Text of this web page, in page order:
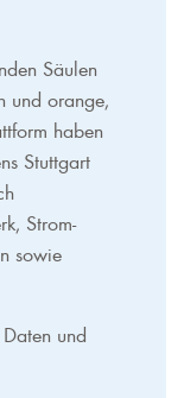
Säulen
und orange,
haben
Stuttgart
Strom-
sowie
und